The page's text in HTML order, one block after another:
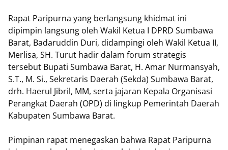
​Rapat Paripurna yang berlangsung khidmat ini
dipimpin langsung oleh Wakil Ketua I DPRD Sumbawa
Barat, Badaruddin Duri, didampingi oleh Wakil Ketua II,
Merlisa, SH. ​Turut hadir dalam forum strategis
tersebut Bupati Sumbawa Barat, H. Amar Nurmansyah,
S.T., M. Si., Sekretaris Daerah (Sekda) Sumbawa Barat,
drh. Haerul Jibril, MM, serta jajaran Kepala Organisasi
Perangkat Daerah (OPD) di lingkup Pemerintah Daerah
Kabupaten Sumbawa Barat.
Pimpinan rapat menegaskan bahwa Rapat Paripurna